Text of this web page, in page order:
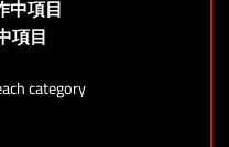
中項目
項目
category